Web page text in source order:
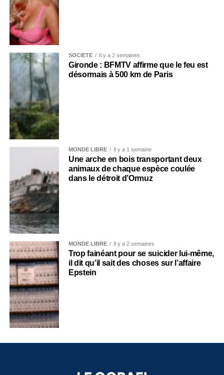
SOCIÉTÉ Il y a 2 semaines
Gironde : BFMTV affirme que le feu est
désormais à 500 km de Paris
MONDE LIBRE Il y a 1 semaine
Une arche en bois transportant deux
animaux de chaque espèce coulée
dans le détroit d’Ormuz
MONDE LIBRE Il y a 2 semaines
Trop fainéant pour se suicider lui-même,
il dit qu’il sait des choses sur l’affaire
Epstein